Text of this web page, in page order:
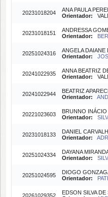
20231018204
ANA PAULA
Orientador:
20231018151
ANDRESSA
Orientador:
20251024316
ANGELA DAIANE
Orientador:
20241022935
ANNA BEATRIZ
Orientador:
20241022944
BEATRIZ
Orientador:
20221023603
BRUNNO INÁCIO
Orientador:
20231018133
DANIEL
Orientador:
20251024334
DAYANA
Orientador:
20251024595
DIOGO
Orientador:
20261029352
EDSON SILVA DE